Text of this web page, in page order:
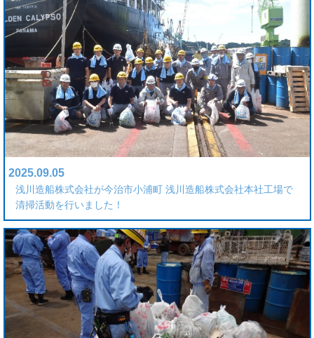
2025.09.05
浅川造船株式会社が今治市小浦町 浅川造船株式会社本社工場で
清掃活動を行いました！